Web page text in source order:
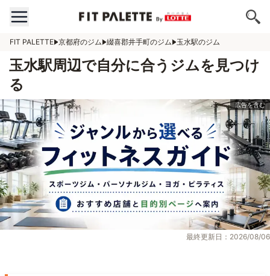
FIT PALETTE 京都府のジム 綴喜郡井手町のジム 玉水駅のジム
玉水駅周辺で自分に合うジムを見つけ
る
最終更新日：2026/08/06